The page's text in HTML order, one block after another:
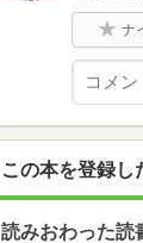
ナ
この本を登録し
読みおわった読